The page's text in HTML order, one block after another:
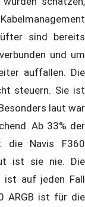
sind bereits
und um
auffallen. Die
steuern. Sie ist
laut war
Ab 33% der
die Navis F360
ist sie nie. Die
ist auf jeden Fall
ARGB ist für die